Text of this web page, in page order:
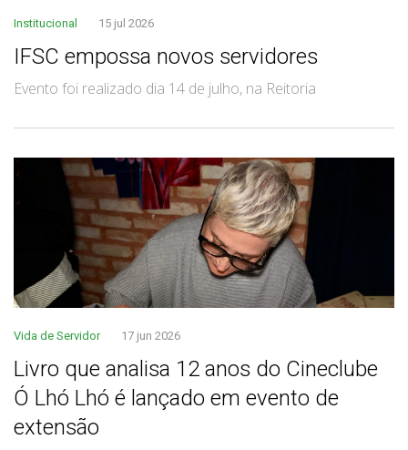
Institucional 15 jul 2026
IFSC empossa novos servidores
Evento foi realizado dia 14 de julho, na Reitoria
Vida de Servidor 17 jun 2026
Livro que analisa 12 anos do Cineclube
Ó Lhó Lhó é lançado em evento de
extensão